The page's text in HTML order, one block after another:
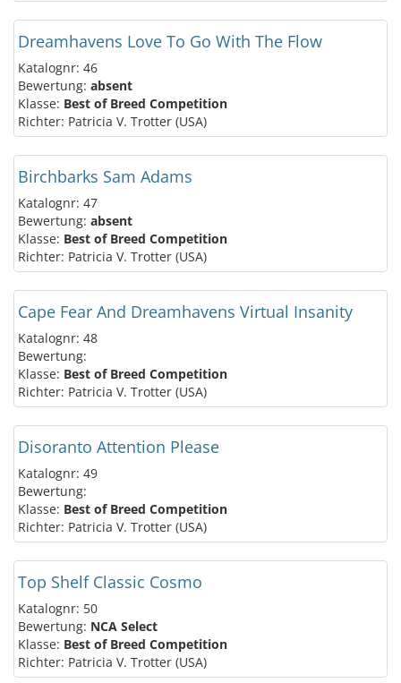
Dreamhavens Love To Go With The Flow
Katalognr: 46
Bewertung: absent
Klasse: Best of Breed Competition
Richter: Patricia V. Trotter (USA)
Birchbarks Sam Adams
Katalognr: 47
Bewertung: absent
Klasse: Best of Breed Competition
Richter: Patricia V. Trotter (USA)
Cape Fear And Dreamhavens Virtual Insanity
Katalognr: 48
Bewertung:
Klasse: Best of Breed Competition
Richter: Patricia V. Trotter (USA)
Disoranto Attention Please
Katalognr: 49
Bewertung:
Klasse: Best of Breed Competition
Richter: Patricia V. Trotter (USA)
Top Shelf Classic Cosmo
Katalognr: 50
Bewertung: NCA Select
Klasse: Best of Breed Competition
Richter: Patricia V. Trotter (USA)